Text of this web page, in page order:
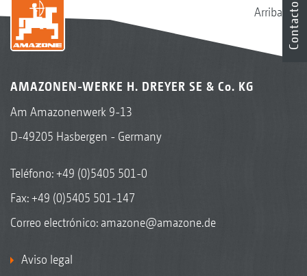
Arriba
AMAZONEN-WERKE H. DREYER SE & Co. KG
Am Amazonenwerk 9-13
D-49205 Hasbergen - Germany
Teléfono:+49 (0)5405 501-0
Fax: +49 (0)5405 501-147
Correo electrónico: amazone@amazone.de
Aviso legal
Contacto